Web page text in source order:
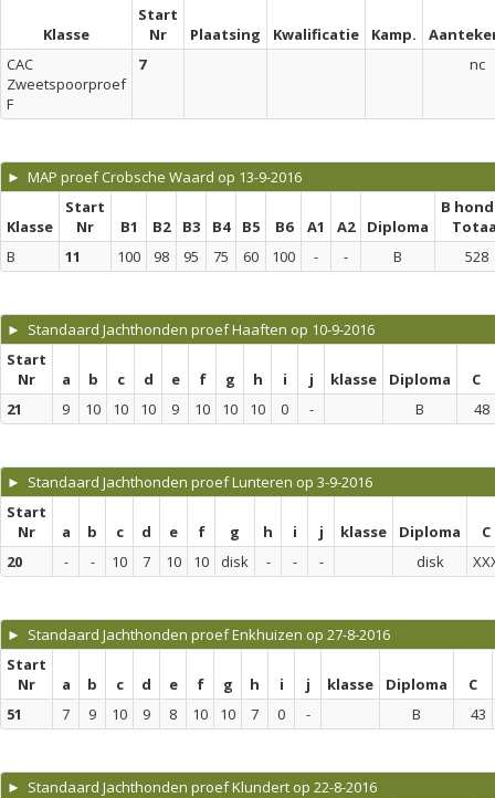
Klasse
Start
Nr
Plaatsing Kwalificatie Kamp.
CAC
Zweetspoorproef
F
7 nc
► MAP proef Crobsche Waard op 13-9-2016
Klasse
Start
Nr
B1 B2 B3 B4 B5 B6 A1 A2 Diploma
B
B
11 100 98 95 75 60 100 - - B 528
► Standaard Jachthonden proef Haaften op 10-9-2016
Start
Nr
a b c d e f g h i j klasse Diploma
C
21
9 10 10 10 9 10 10 10 0 - B 48
► Standaard Jachthonden proef Lunteren op 3-9-2016
Start
Nr
a b c d e f g h i j klasse Diploma
C
20
- - 10 7 10 10 disk - - - disk
► Standaard Jachthonden proef Enkhuizen op 27-8-2016
Start
Nr
a b c d e f g h i j klasse Diploma
C
51
7 9 10 9 8 10 10 7 0 - B 43
► Standaard Jachthonden proef Klundert op 22-8-2016